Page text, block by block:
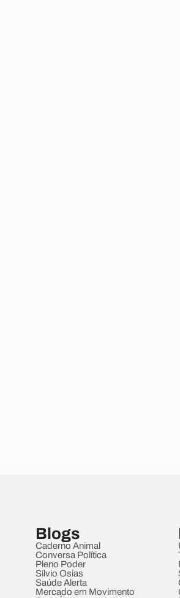
Blogs
Caderno Animal
Conversa Política
Pleno Poder
Sílvio Osias
Saúde Alerta
Mercado em Movimento